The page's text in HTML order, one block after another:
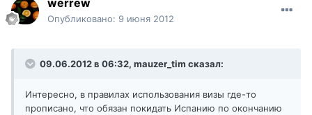
werrew
Опубликовано: 9 июня 2012
09.06.2012 в 06:32, mauzer_tim сказал:
Интересно, в правилах использования визы где-то
прописано, что обязан покидать Испанию по окончанию